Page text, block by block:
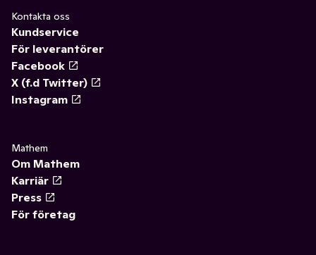
Kontakta oss
Kundservice
För leverantörer
Facebook
X (f.d Twitter)
Instagram
Mathem
Om Mathem
Karriär
Press
För företag